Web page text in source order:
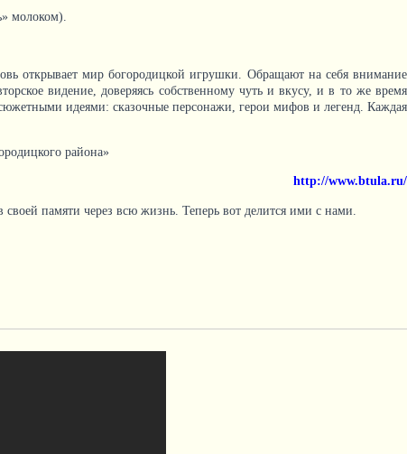
молоком).
открывает мир богородицкой игрушки. Обращают на себя внимание
видение, доверяясь собственному чуть и вкусу, и в то же время
идеями: сказочные персонажи, герои мифов и легенд. Каждая
района»
http://www.btula.ru/
памяти через всю жизнь. Теперь вот делится ими с нами.